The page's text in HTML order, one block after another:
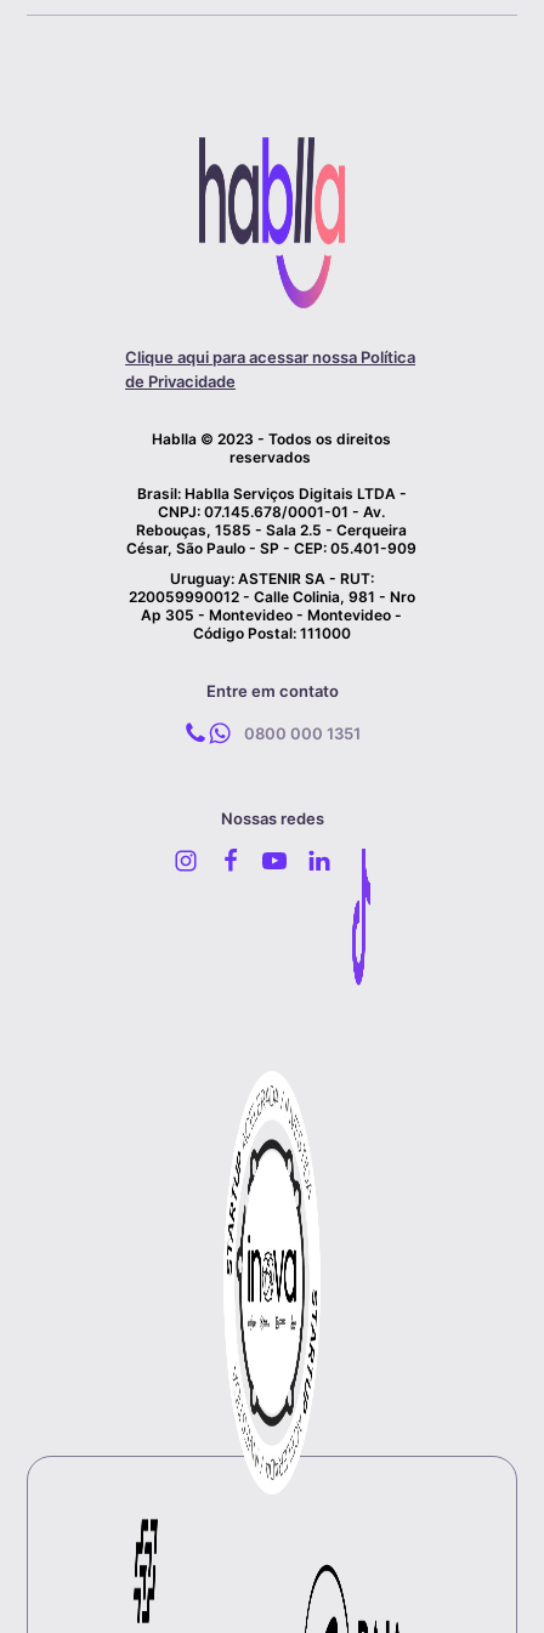
Clique aqui para acessar nossa Política
de Privacidade
Hablla © 2023 - Todos os direitos
reservados
Brasil: Hablla Serviços Digitais LTDA -
CNPJ: 07.145.678/0001-01 - Av.
Rebouças, 1585 - Sala 2.5 - Cerqueira
César, São Paulo - SP - CEP: 05.401-909
Uruguay: ASTENIR SA - RUT:
220059990012 - Calle Colinia, 981 - Nro
Ap 305 - Montevideo - Montevideo -
Código Postal: 111000
Entre em contato
0800 000 1351
Nossas redes